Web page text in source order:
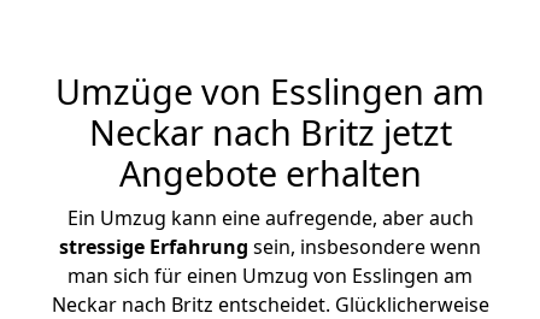
Umzüge von Esslingen am
Neckar nach Britz jetzt
Angebote erhalten
Ein Umzug kann eine aufregende, aber auch
stressige Erfahrung sein, insbesondere wenn
man sich für einen Umzug von Esslingen am
Neckar nach Britz entscheidet. Glücklicherweise